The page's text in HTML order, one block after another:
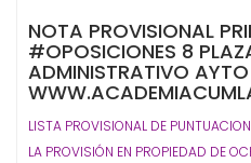
NOTA PROVISIONAL
#OPOSICIONES 8
ADMINISTRATIVO
LISTA PROVISIONAL DE
LA PROVISIÓN EN PROPIEDAD DE